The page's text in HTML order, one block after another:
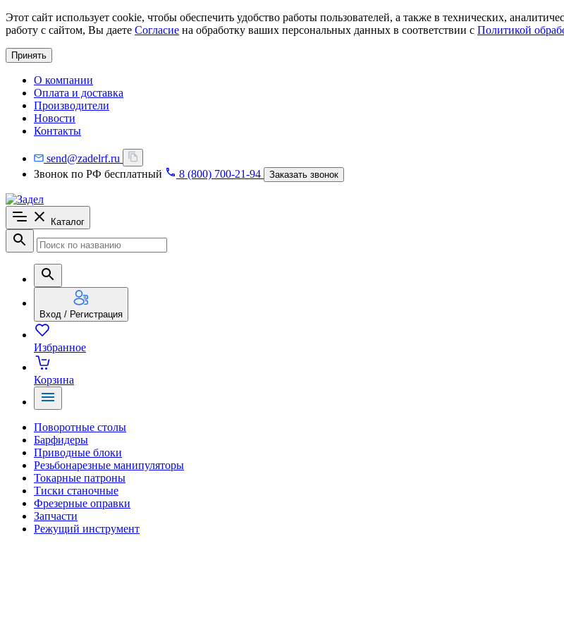
Этот сайт использует cookie, чтобы обеспечить удобство работы пользователей, а также в технических,
работу с сайтом, Вы даете Согласие на обработку ваших персональных данных в соответствии с Политикой
Принять
О компании
Оплата и доставка
Производители
Новости
Контакты
send@zadelrf.ru
Звонок по РФ бесплатный
8 (800) 700-21-94 Заказать звонок
Каталог
Вход / Регистрация
Избранное
Корзина
Поворотные столы
Барфидеры
Приводные блоки
Резьбонарезные манипуляторы
Токарные патроны
Тиски станочные
Фрезерные оправки
Запчасти
Режущий инструмент